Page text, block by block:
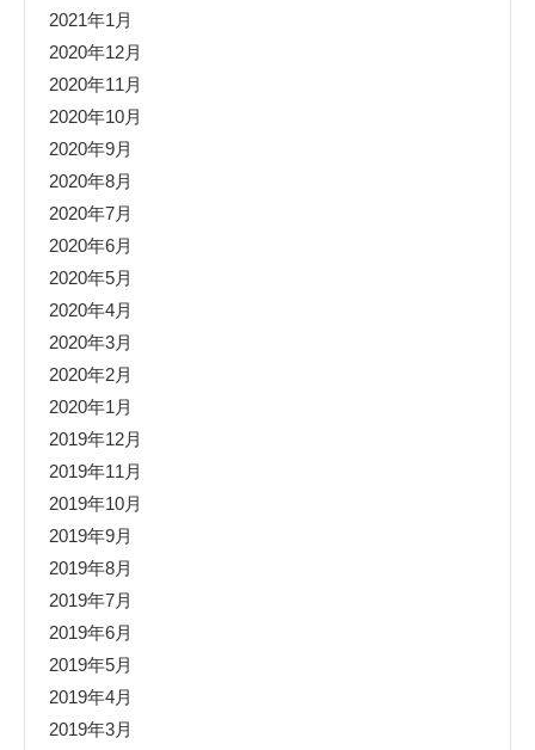
2021年1月
2020年12月
2020年11月
2020年10月
2020年9月
2020年8月
2020年7月
2020年6月
2020年5月
2020年4月
2020年3月
2020年2月
2020年1月
2019年12月
2019年11月
2019年10月
2019年9月
2019年8月
2019年7月
2019年6月
2019年5月
2019年4月
2019年3月